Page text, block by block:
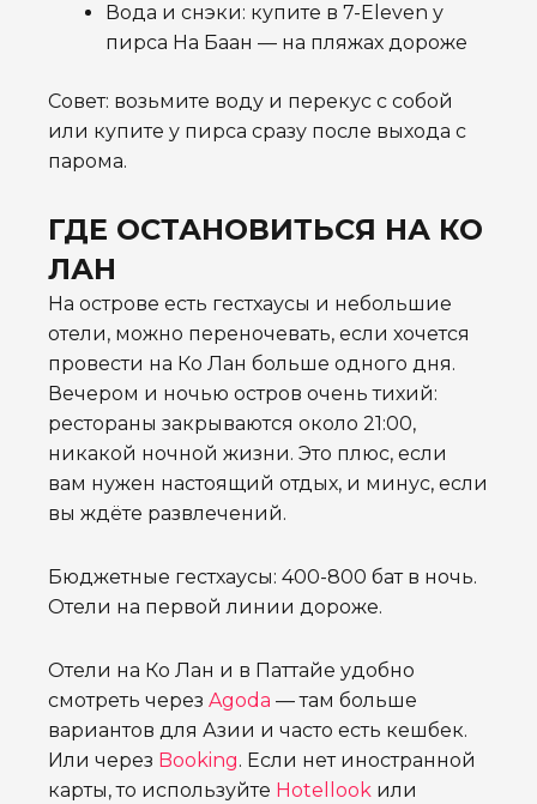
Вода и снэки: купите в 7-Eleven у
пирса На Баан — на пляжах дороже
Совет: возьмите воду и перекус с собой
или купите у пирса сразу после выхода с
парома.
ГДЕ ОСТАНОВИТЬСЯ НА КО
ЛАН
На острове есть гестхаусы и небольшие
отели, можно переночевать, если хочется
провести на Ко Лан больше одного дня.
Вечером и ночью остров очень тихий:
рестораны закрываются около 21:00,
никакой ночной жизни. Это плюс, если
вам нужен настоящий отдых, и минус, если
вы ждёте развлечений.
Бюджетные гестхаусы: 400-800 бат в ночь.
Отели на первой линии дороже.
Отели на Ко Лан и в Паттайе удобно
смотреть через Agoda — там больше
вариантов для Азии и часто есть кешбек.
Или через Booking. Если нет иностранной
карты, то используйте Hotellook или